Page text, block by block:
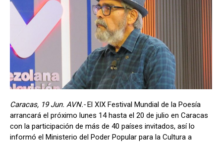
Caracas, 19 Jun. AVN.-El XIX Festival Mundial de la Poesía
arrancará el próximo lunes 14 hasta el 20 de julio en Caracas
con la participación de más de 40 países invitados, así lo
informó el Ministerio del Poder Popular para la Cultura a